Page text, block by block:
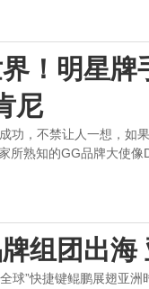
界！明星
尼
功，不禁让人一想，如
所熟知的GG品牌大使
组团出海
”快捷键鲲鹏展翅亚洲